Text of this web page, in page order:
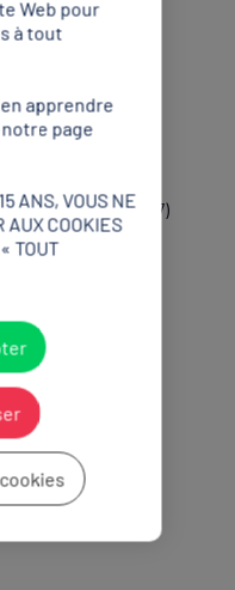
Arrondissements (57)
Web pour
à tout
apprendre
page
ANS, VOUS NE
AUX COOKIES
TOUT